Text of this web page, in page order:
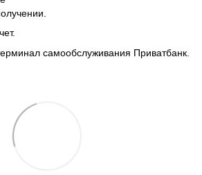
самообслуживания Приватбанк.